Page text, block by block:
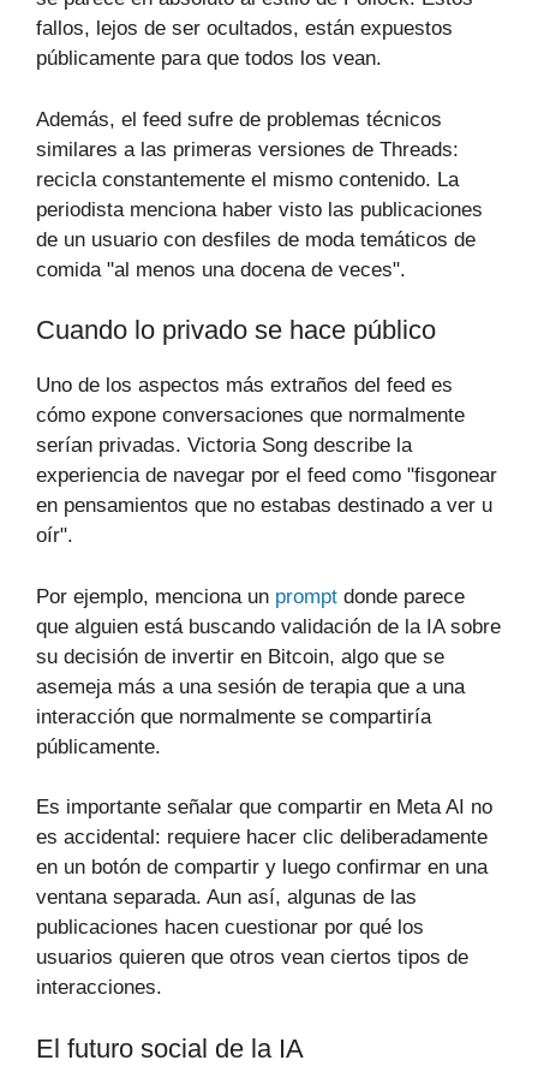
fallos, lejos de ser ocultados, están expuestos
públicamente para que todos los vean.
Además, el feed sufre de problemas técnicos
similares a las primeras versiones de Threads:
recicla constantemente el mismo contenido. La
periodista menciona haber visto las publicaciones
de un usuario con desfiles de moda temáticos de
comida "al menos una docena de veces".
Cuando lo privado se hace público
Uno de los aspectos más extraños del feed es
cómo expone conversaciones que normalmente
serían privadas. Victoria Song describe la
experiencia de navegar por el feed como "fisgonear
en pensamientos que no estabas destinado a ver u
oír".
Por ejemplo, menciona un prompt donde parece
que alguien está buscando validación de la IA sobre
su decisión de invertir en Bitcoin, algo que se
asemeja más a una sesión de terapia que a una
interacción que normalmente se compartiría
públicamente.
Es importante señalar que compartir en Meta AI no
es accidental: requiere hacer clic deliberadamente
en un botón de compartir y luego confirmar en una
ventana separada. Aun así, algunas de las
publicaciones hacen cuestionar por qué los
usuarios quieren que otros vean ciertos tipos de
interacciones.
El futuro social de la IA